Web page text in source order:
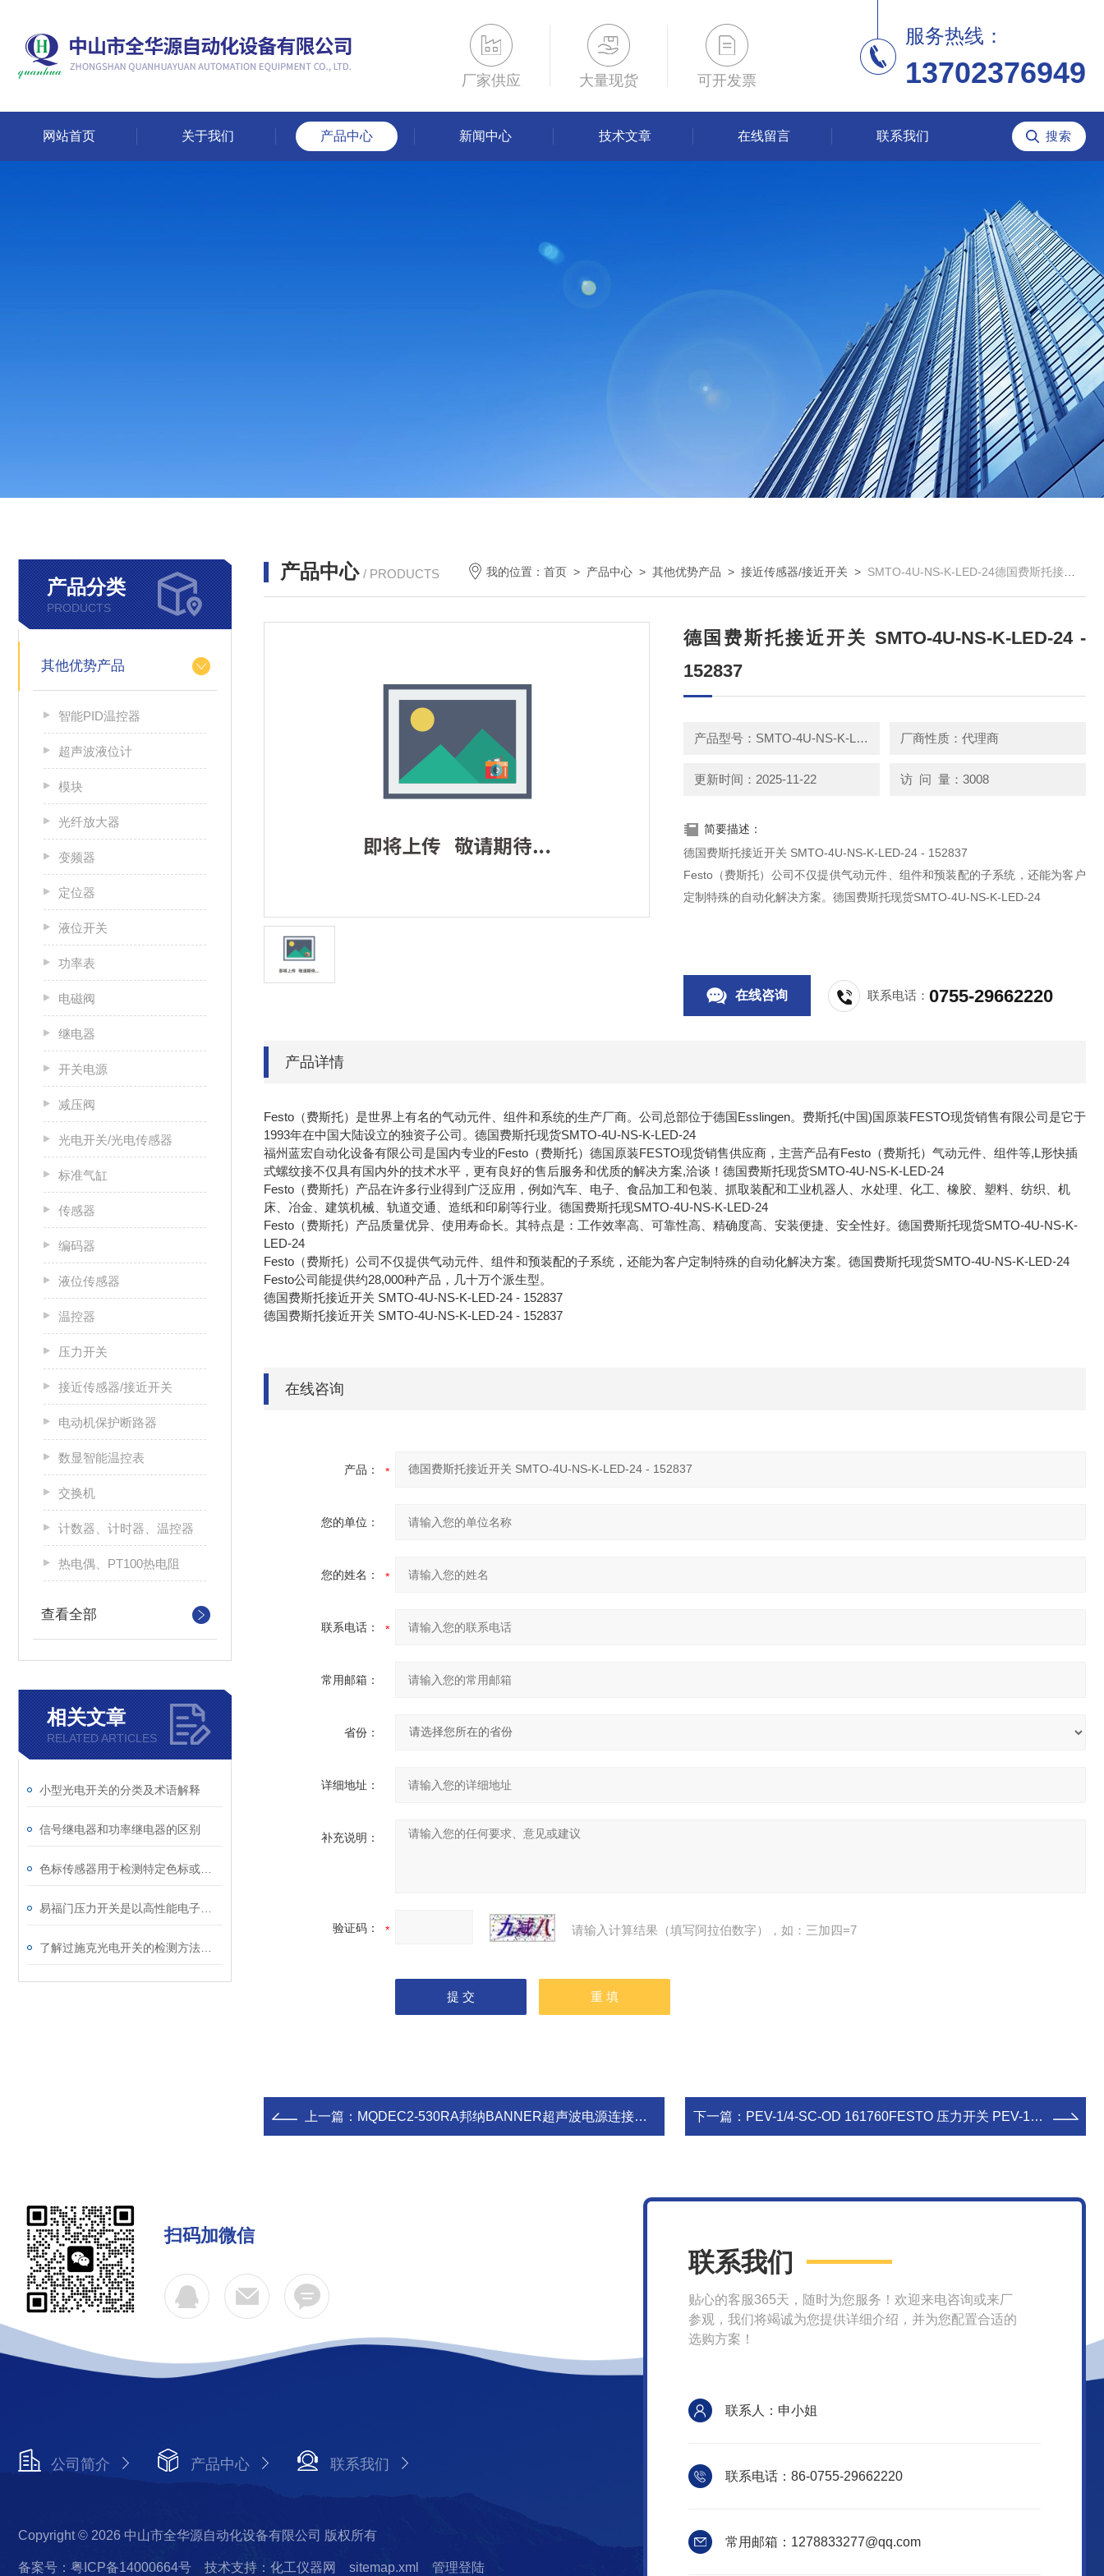
厂家供应 大量现货 可开发票
服务热线：
13702376949
网站首页 关于我们 产品中心 新闻中心 技术文章 在线留言 联系我们
产品分类
PRODUCTS
其他优势产品
智能PID温控器
超声波液位计
模块
光纤放大器
变频器
定位器
液位开关
功率表
电磁阀
继电器
开关电源
减压阀
光电开关/光电传感器
标准气缸
传感器
编码器
液位传感器
温控器
压力开关
接近传感器/接近开关
电动机保护断路器
数显智能温控表
交换机
计数器、计时器、温控器
热电偶、PT100热电阻
查看全部
相关文章
RELATED ARTICLES
小型光电开关的分类及术语解释
信号继电器和功率继电器的区别
产品中心 / PRODUCTS 我的位置：首页 > 产品中心 >其他优势产品 >接近传感器/接近开关 > SMTO-4U-NS-K-LED-24德国费斯托接近开关 SMTO-4U-NS-K-LED-24 - 152837
德国费斯托接近开关 SMTO-4U-NS-K-LED-24 -
152837
产品型号：SMTO-4U-NS-K-LED-24 厂商性质：代理商
更新时间：2025-11-22 访 问 量：3008
简要描述：
德国费斯托接近开关 SMTO-4U-NS-K-LED-24 - 152837
Festo（费斯托）公司不仅提供气动元件、组件和预装配的子系统，还能为客户
定制特殊的自动化解决方案。德国费斯托现货SMTO-4U-NS-K-LED-24
在线咨询 联系电话：0755-29662220
产品详情
Festo（费斯托）是世界上有名的气动元件、组件和系统的生产厂商。公司总部位于德国Esslingen。费斯托(中国)国原装FESTO现货销售有限公司是它于
1993年在中国大陆设立的独资子公司。德国费斯托现货SMTO-4U-NS-K-LED-24
福州蓝宏自动化设备有限公司是国内专业的Festo（费斯托）德国原装FESTO现货销售供应商，主营产品有Festo（费斯托）气动元件、组件等,L形快插
式螺纹接不仅具有国内外的技术水平，更有良好的售后服务和优质的解决方案,洽谈！德国费斯托现货SMTO-4U-NS-K-LED-24
Festo（费斯托）产品在许多行业得到广泛应用，例如汽车、电子、食品加工和包装、抓取装配和工业机器人、水处理、化工、橡胶、塑料、纺织、机
床、冶金、建筑机械、轨道交通、造纸和印刷等行业。德国费斯托现SMTO-4U-NS-K-LED-24
Festo（费斯托）产品质量优异、使用寿命长。其特点是：工作效率高、可靠性高、精确度高、安装便捷、安全性好。德国费斯托现货SMTO-4U-NS-K-
LED-24
Festo（费斯托）公司不仅提供气动元件、组件和预装配的子系统，还能为客户定制特殊的自动化解决方案。德国费斯托现货SMTO-4U-NS-K-LED-24
Festo公司能提供约28,000种产品，几十万个派生型。
德国费斯托接近开关 SMTO-4U-NS-K-LED-24 - 152837
德国费斯托接近开关 SMTO-4U-NS-K-LED-24 - 152837
在线咨询
产品：
您的单位：
您的姓名：
联系电话：
常用邮箱：
省份：
详细地址：
补充说明：
验证码： 请输入计算结果（填写阿拉伯数字），如：三加四=7
上一篇： MQDEC2-530RA邦纳BANNER超声波电源连接线 MQDEC2-530RA 下一篇： PEV-1/4-SC-OD 161760FESTO 压力开关 PEV-1/4-SC-OD 161760
扫码加微信
公司简介 产品中心 联系我们
Copyright © 2026 中山市全华源自动化设备有限公司 版权所有
备案号：粤ICP备14000664号 技术支持：化工仪器网 sitemap.xml 管理登陆
联系我们
贴心的客服365天，随时为您服务！欢迎来电咨询或来厂
参观，我们将竭诚为您提供详细介绍，并为您配置合适的
选购方案！
联系人：申小姐
联系电话：86-0755-29662220
常用邮箱：1278833277@qq.com